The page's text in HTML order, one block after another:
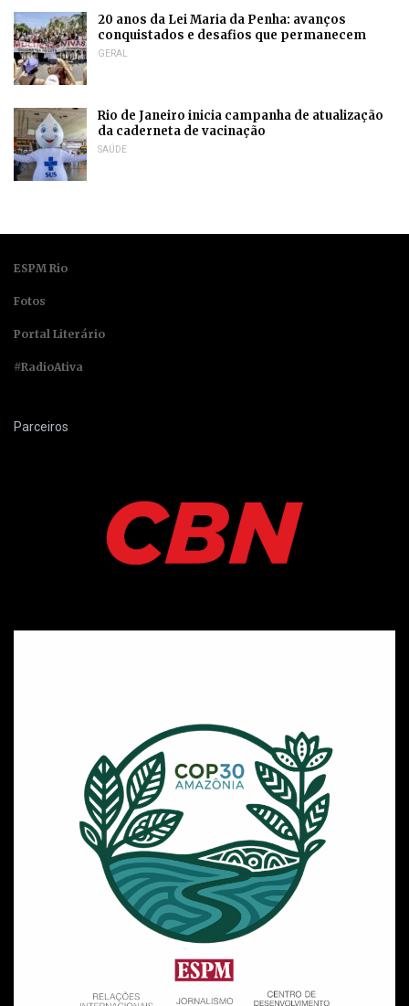
20 anos da Lei Maria da Penha: avanços
conquistados e desafios que permanecem
GERAL
Rio de Janeiro inicia campanha de atualização
da caderneta de vacinação
SAÚDE
ESPM Rio
Fotos
Portal Literário
#RadioAtiva
Parceiros